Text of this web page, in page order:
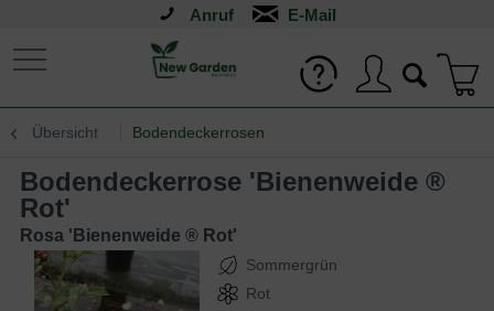
Anruf
Übersicht Bodendeckerrosen
Bodendeckerrose 'Bienenweide ®
Rot'
Rosa 'Bienenweide ® Rot'
Sommergrün
Rot